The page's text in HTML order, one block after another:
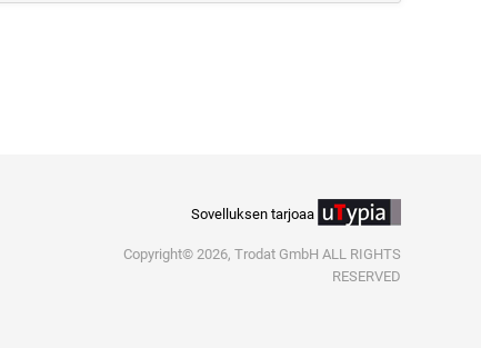
Sovelluksen tarjoaa
Copyright© 2026, Trodat GmbH ALL RIGHTS
RESERVED